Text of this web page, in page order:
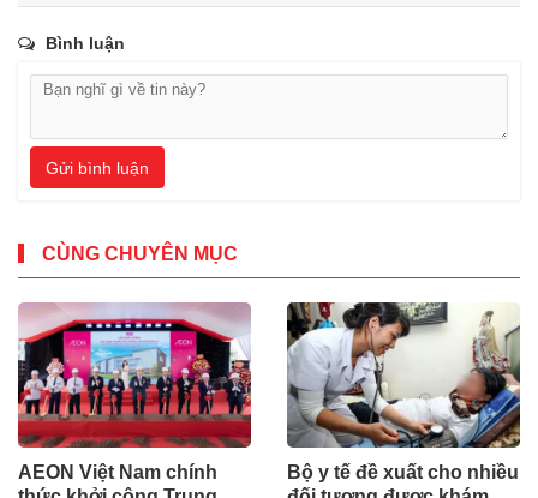
Bình luận
Gửi bình luận
CÙNG CHUYÊN MỤC
AEON Việt Nam chính
Bộ y tế đề xuất cho nhiều